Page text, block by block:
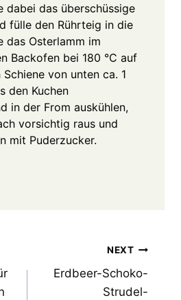
dabei das überschüssige
fülle den Rührteig in die
das Osterlamm im
Backofen bei 180 °C auf
von unten ca. 1
den Kuchen
in der From auskühlen,
vorsichtig raus und
mit Puderzucker.
NEXT
Erdbeer-Schoko-
Strudel-